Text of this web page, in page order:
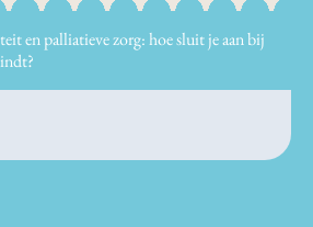
en palliatieve zorg: hoe sluit je aan bij